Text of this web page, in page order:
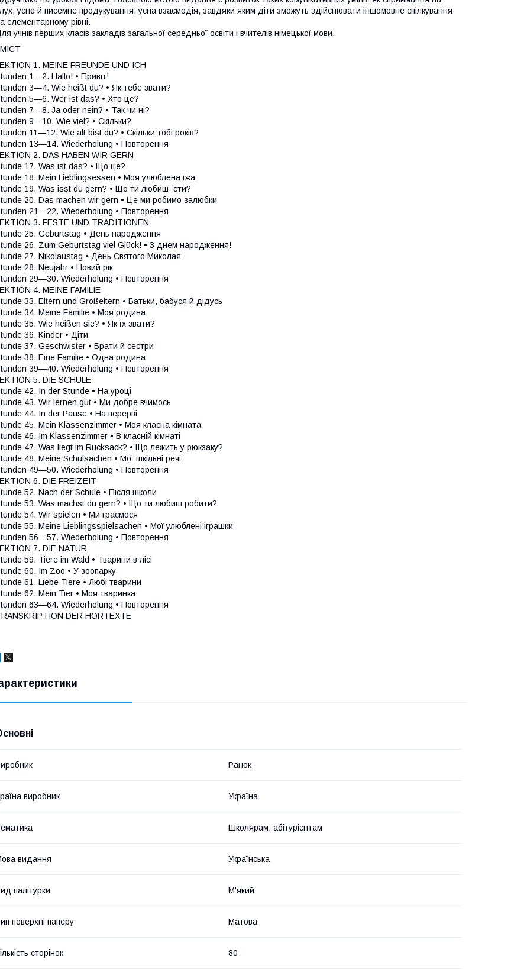
усне й писемне продукування, усна взаємодія, завдяки яким діти зможуть здійснювати іншомовне спілкування
елементарному рівні.
учнів перших класів закладів загальної середньої освіти і вчителів німецької мови.
1. MEINE FREUNDE UND ICH
1—2. Hallo! • Привіт!
3—4. Wie heißt du? • Як тебе звати?
5—6. Wer ist das? • Хто це?
7—8. Ja oder nein? • Так чи ні?
9—10. Wie viel? • Скільки?
11—12. Wie alt bist du? • Скільки тобі років?
13—14. Wiederholung • Повторення
2. DAS HABEN WIR GERN
17. Was ist das? • Що це?
18. Mein Lieblingsessen • Моя улюблена їжа
19. Was isst du gern? • Що ти любиш їсти?
20. Das machen wir gern • Це ми робимо залюбки
21—22. Wiederholung • Повторення
3. FESTE UND TRADITIONEN
25. Geburtstag • День народження
26. Zum Geburtstag viel Glück! • З днем народження!
27. Nikolaustag • День Святого Миколая
28. Neujahr • Новий рік
29—30. Wiederholung • Повторення
4. MEINE FAMILIE
33. Eltern und Großeltern • Батьки, бабуся й дідусь
34. Meine Familie • Моя родина
35. Wie heißen sie? • Як їх звати?
36. Kinder • Діти
37. Geschwister • Брати й сестри
38. Eine Familie • Одна родина
39—40. Wiederholung • Повторення
5. DIE SCHULE
42. In der Stunde • На уроці
43. Wir lernen gut • Ми добре вчимось
44. In der Pause • На перерві
45. Mein Klassenzimmer • Моя класна кімната
46. Im Klassenzimmer • В класній кімнаті
47. Was liegt im Rucksack? • Що лежить у рюкзаку?
48. Meine Schulsachen • Мої шкільні речі
49—50. Wiederholung • Повторення
6. DIE FREIZEIT
52. Nach der Schule • Після школи
53. Was machst du gern? • Що ти любиш робити?
54. Wir spielen • Ми граємося
55. Meine Lieblingsspielsachen • Мої улюблені іграшки
56—57. Wiederholung • Повторення
7. DIE NATUR
59. Tiere im Wald • Тварини в лісі
60. Im Zoo • У зоопарку
61. Liebe Tiere • Любі тварини
62. Mein Tier • Моя тваринка
63—64. Wiederholung • Повторення
DER HÖRTEXTE
Ранок
виробник Україна
Школярам, абітурієнтам
видання Українська
палітурки М'який
поверхні паперу Матова
сторінок 80